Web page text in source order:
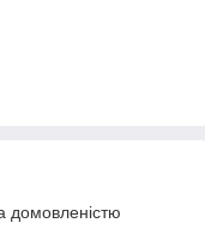
домовленістю